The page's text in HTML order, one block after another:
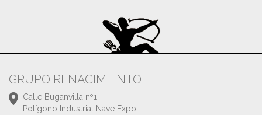
GRUPO RENACIMIENTO
Calle Buganvilla nº1
Polígono Industrial Nave Expo